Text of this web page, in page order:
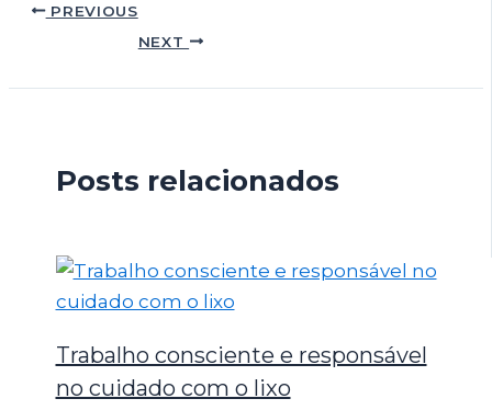
PREVIOUS
NEXT
Posts relacionados
Trabalho consciente e responsável
no cuidado com o lixo